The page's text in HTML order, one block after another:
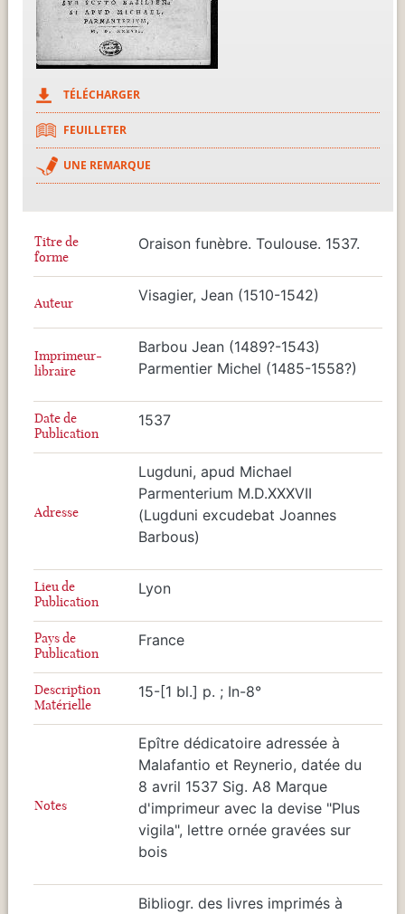
TÉLÉCHARGER
FEUILLETER
UNE REMARQUE
Titre de
forme
Oraison funèbre. Toulouse. 1537.
Auteur Visagier, Jean (1510-1542)
Imprimeur-
libraire
Barbou Jean (1489?-1543)
Parmentier Michel (1485-1558?)
Date de
Publication
1537
Adresse
Lugduni, apud Michael
Parmenterium M.D.XXXVII
(Lugduni excudebat Joannes
Barbous)
Lieu de
Publication
Lyon
Pays de
Publication
France
Description
Matérielle
15-[1 bl.] p. ; In-8°
Notes
Epître dédicatoire adressée à
Malafantio et Reynerio, datée du
8 avril 1537 Sig. A8 Marque
d'imprimeur avec la devise "Plus
vigila", lettre ornée gravées sur
bois
Bibliogr. des livres imprimés à